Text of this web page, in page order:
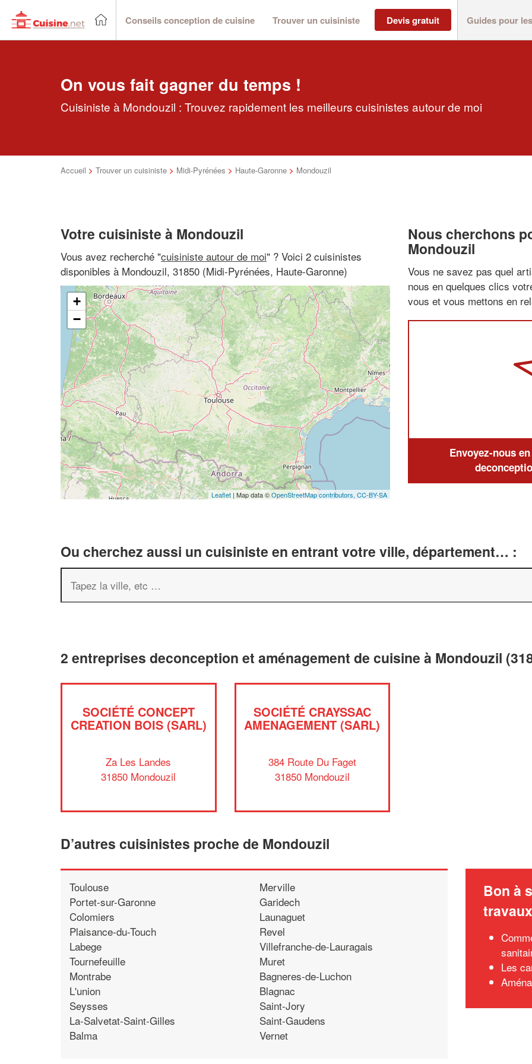
Conseils conception de cuisine Trouver un cuisiniste Devis gratuit Guides pour
On vous fait gagner du temps !
Cuisiniste à Mondouzil : Trouvez rapidement les meilleurs cuisinistes autour de moi
Accueil > Trouver un cuisiniste > Midi-Pyrénées > Haute-Garonne > Mondouzil
Votre cuisiniste à Mondouzil
Vous avez recherché "cuisiniste autour de moi" ? Voici 2 cuisinistes
disponibles à Mondouzil, 31850 (Midi-Pyrénées, Haute-Garonne)
+
−
Leaflet | Map data ©OpenStreetMap contributors, CC-BY-SA
Nous cherchons
Mondouzil
Vous ne savez pas quel
nous en quelques clics
vous et vous mettons en
Envoyez-nous
Ou cherchez aussi un cuisiniste en entrant votre ville, département… :
2 entreprises deconception et aménagement de cuisine à Mondouzil
SOCIÉTÉ CONCEPT
CREATION BOIS (SARL)
Za Les Landes
31850 Mondouzil
SOCIÉTÉ CRAYSSAC
AMENAGEMENT (SARL)
384 Route Du Faget
31850 Mondouzil
D’autres cuisinistes proche de Mondouzil
Toulouse
Portet-sur-Garonne
Colomiers
Plaisance-du-Touch
Labege
Tournefeuille
Montrabe
L'union
Seysses
La-Salvetat-Saint-Gilles
Balma
Merville
Garidech
Launaguet
Revel
Villefranche-de-Lauragais
Muret
Bagneres-de-Luchon
Blagnac
Saint-Jory
Saint-Gaudens
Vernet
Bon à
travaux
Les